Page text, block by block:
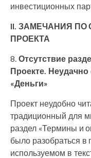
инвестиционных
II. ЗАМЕЧАНИЯ
ПРОЕКТА
8. Отсутствие
Проекте.
«Деньги»
Проект неудобно
традиционный для
раздел «Термины и
было разобраться в
используемом в